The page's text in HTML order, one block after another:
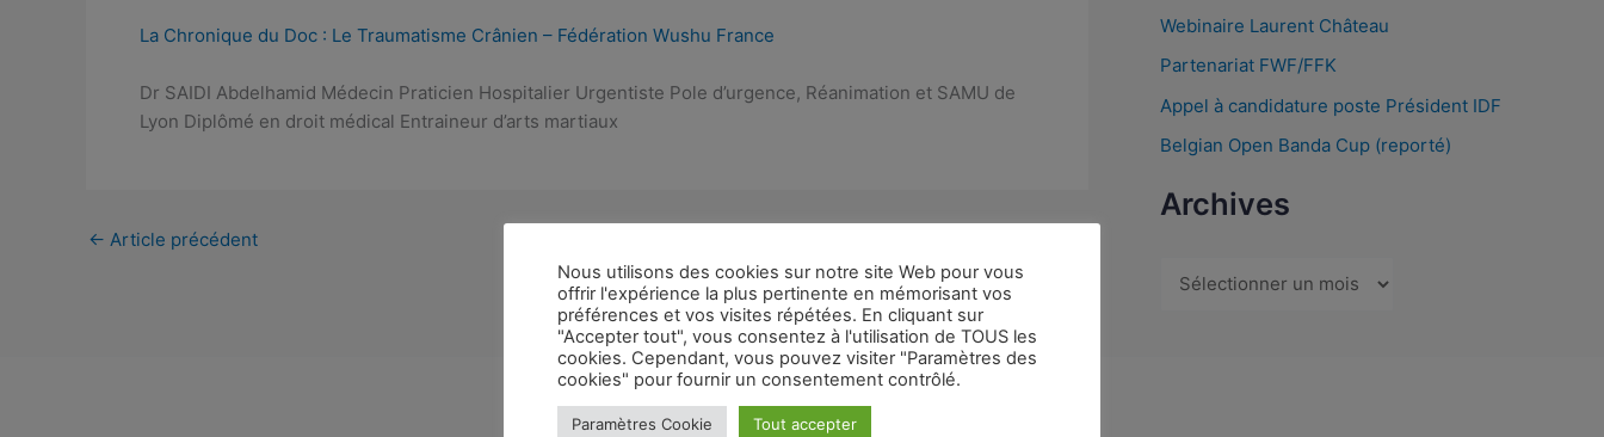
La Chronique du Doc : Le Traumatisme Crânien – Fédération Wushu France
Dr SAIDI Abdelhamid Médecin Praticien Hospitalier Urgentiste Pole d’urgence, Réanimation et SAMU de
Lyon Diplômé en droit médical Entraineur d’arts martiaux
← Article précédent
Webinaire Laurent Château
Partenariat FWF/FFK
Appel à candidature poste Président IDF
Belgian Open Banda Cup (reporté)
Archives
Mentions légales
Confidentialité et cookies
Nous utilisons des cookies sur notre site Web pour vous
offrir l'expérience la plus pertinente en mémorisant vos
préférences et vos visites répétées. En cliquant sur
"Accepter tout", vous consentez à l'utilisation de TOUS les
cookies. Cependant, vous pouvez visiter "Paramètres des
cookies" pour fournir un consentement contrôlé.
Paramètres Cookie Tout accepter